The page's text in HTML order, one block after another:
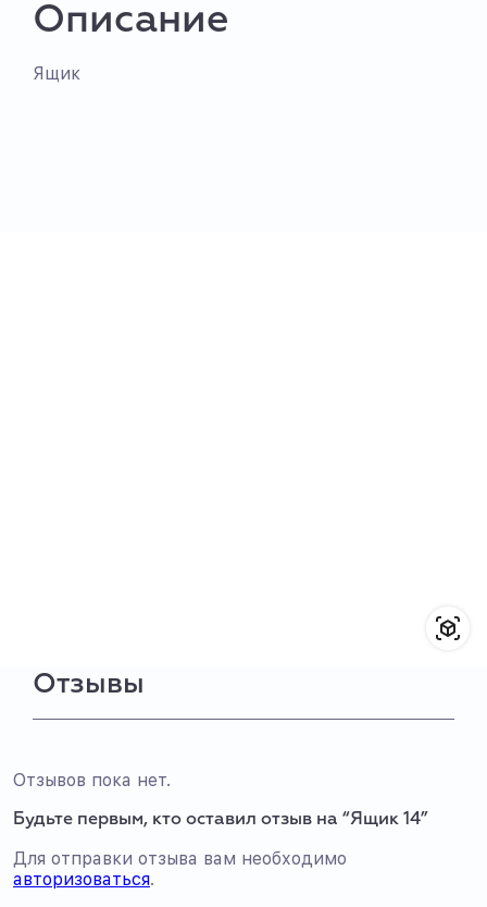
Описание
Ящик
Отзывы
Отзывов пока нет.
Будьте первым, кто оставил отзыв на “Ящик 14”
Для отправки отзыва вам необходимо
авторизоваться.